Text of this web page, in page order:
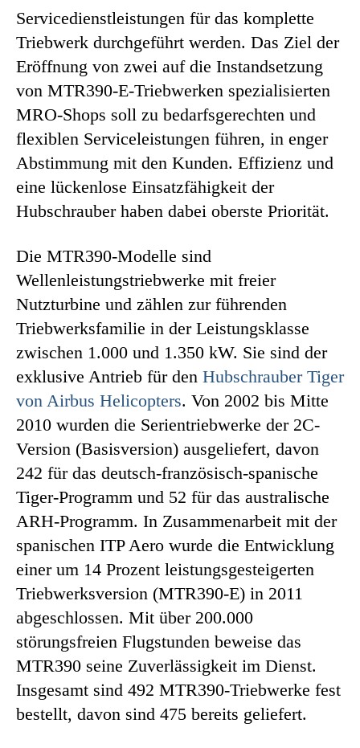
Servicedienstleistungen für das komplette
Triebwerk durchgeführt werden. Das Ziel der
Eröffnung von zwei auf die Instandsetzung
von MTR390-E-Triebwerken spezialisierten
MRO-Shops soll zu bedarfsgerechten und
flexiblen Serviceleistungen führen, in enger
Abstimmung mit den Kunden. Effizienz und
eine lückenlose Einsatzfähigkeit der
Hubschrauber haben dabei oberste Priorität.
Die MTR390-Modelle sind
Wellenleistungstriebwerke mit freier
Nutzturbine und zählen zur führenden
Triebwerksfamilie in der Leistungsklasse
zwischen 1.000 und 1.350 kW. Sie sind der
exklusive Antrieb für den Hubschrauber Tiger
von Airbus Helicopters. Von 2002 bis Mitte
2010 wurden die Serientriebwerke der 2C-
Version (Basisversion) ausgeliefert, davon
242 für das deutsch-französisch-spanische
Tiger-Programm und 52 für das australische
ARH-Programm. In Zusammenarbeit mit der
spanischen ITP Aero wurde die Entwicklung
einer um 14 Prozent leistungsgesteigerten
Triebwerksversion (MTR390-E) in 2011
abgeschlossen. Mit über 200.000
störungsfreien Flugstunden beweise das
MTR390 seine Zuverlässigkeit im Dienst.
Insgesamt sind 492 MTR390-Triebwerke fest
bestellt, davon sind 475 bereits geliefert.